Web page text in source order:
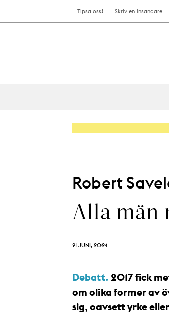
Tipsa oss! Skriv en insändare
Robert
Alla män
21 JUNI, 2024
Debatt. 2017 fick
om olika former av
sig, oavsett yrke